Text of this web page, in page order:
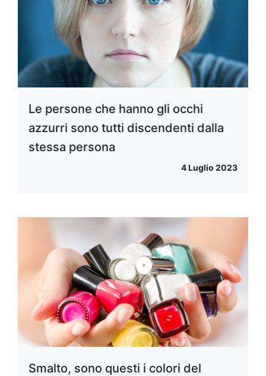
Le persone che hanno gli occhi
azzurri sono tutti discendenti dalla
stessa persona
4 Luglio 2023
Smalto, sono questi i colori del